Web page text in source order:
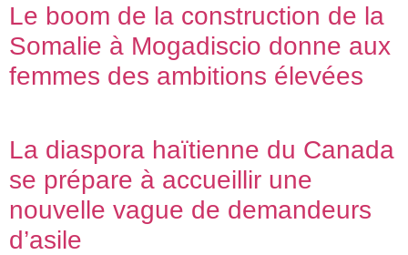
Le boom de la construction de la
Somalie à Mogadiscio donne aux
femmes des ambitions élevées
La diaspora haïtienne du Canada
se prépare à accueillir une
nouvelle vague de demandeurs
d’asile